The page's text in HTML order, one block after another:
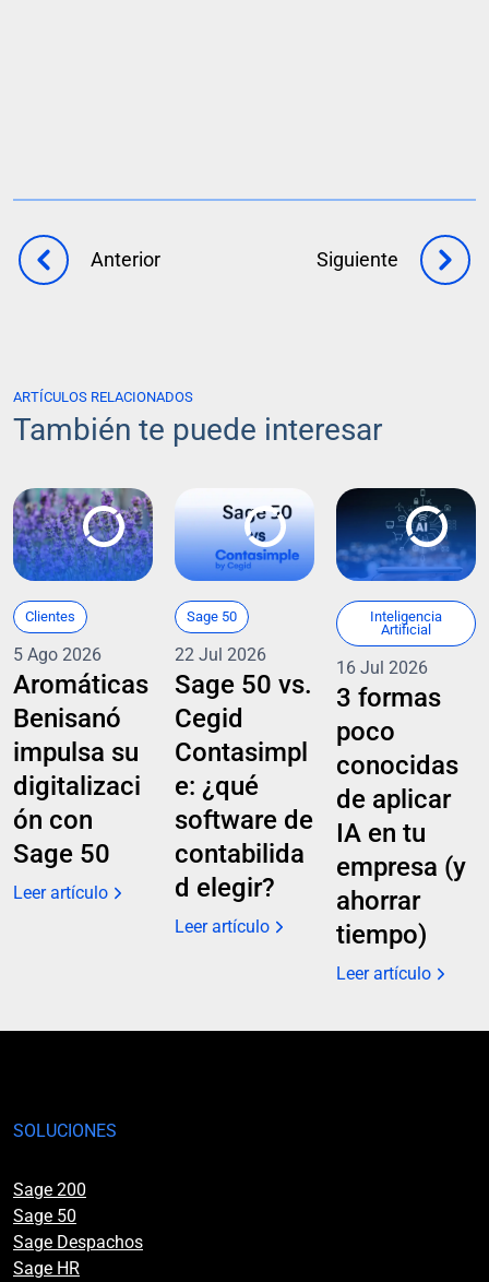
Anterior Siguiente
ARTÍCULOS RELACIONADOS
También te puede interesar
Clientes
5 Ago 2026
Aromáticas
Benisanó
impulsa su
digitalizaci
ón con
Sage 50
Leer artículo
Sage 50
22 Jul 2026
Sage 50 vs.
Cegid
Contasimpl
e: ¿qué
software de
contabilida
d elegir?
Leer artículo
Inteligencia
Artificial
16 Jul 2026
3 formas
poco
conocidas
de aplicar
IA en tu
empresa (y
ahorrar
tiempo)
Leer artículo
SOLUCIONES
Sage 200
Sage 50
Sage Despachos
Sage HR